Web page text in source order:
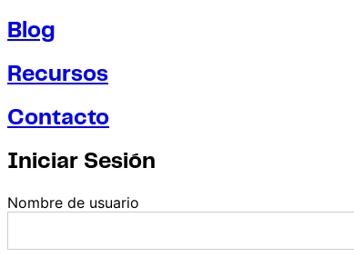
Blog
Recursos
Contacto
Iniciar Sesión
Nombre de usuario